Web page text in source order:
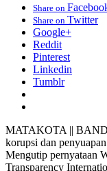
Share on
Share on Twitter
Google+
Reddit
Pinterest
Linkedin
Tumblr
MATAKOTA ||
korupsi dan
Mengutip pernyataan
Transparency